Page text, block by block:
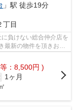
」駅 徒歩19分
丁目
負けない総合仲介店を
最新の物件を頂きお客
：8,500円 )
1ヶ月